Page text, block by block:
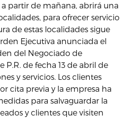
partir de mañana, abrirá una
para ofrecer servicio
de estas localidades sigue
Ejecutiva anunciada el
del Negociado de
P.R. de fecha 13 de abril de
y servicios. Los clientes
cita previa y la empresa ha
para salvaguardar la
y clientes que visiten